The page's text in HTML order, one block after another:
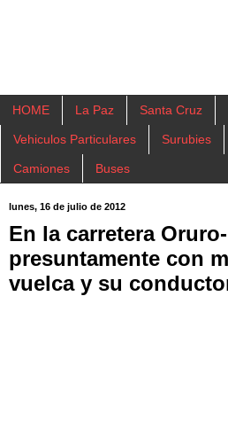
HOME La Paz Santa Cruz
Vehiculos Particulares Surubies
Camiones Buses
lunes, 16 de julio de 2012
En la carretera
presuntamente con
vuelca y su